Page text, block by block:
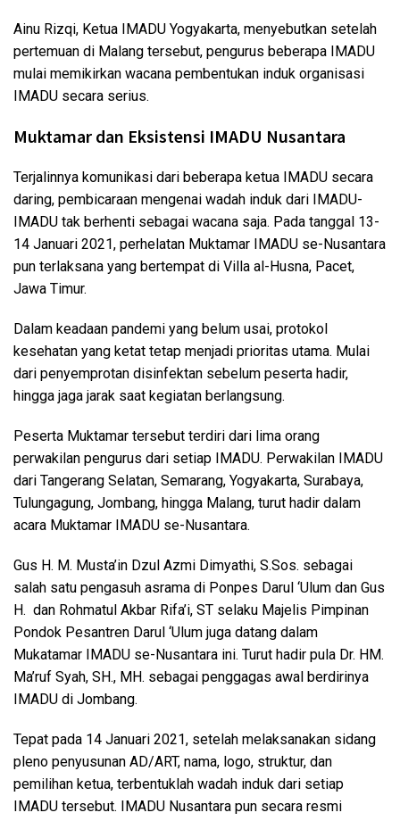
Ainu Rizqi, Ketua IMADU Yogyakarta, menyebutkan setelah
pertemuan di Malang tersebut, pengurus beberapa IMADU
mulai memikirkan wacana pembentukan induk organisasi
IMADU secara serius.
Muktamar dan Eksistensi IMADU Nusantara
Terjalinnya komunikasi dari beberapa ketua IMADU secara
daring, pembicaraan mengenai wadah induk dari IMADU-
IMADU tak berhenti sebagai wacana saja. Pada tanggal 13-
14 Januari 2021, perhelatan Muktamar IMADU se-Nusantara
pun terlaksana yang bertempat di Villa al-Husna, Pacet,
Jawa Timur.
Dalam keadaan pandemi yang belum usai, protokol
kesehatan yang ketat tetap menjadi prioritas utama. Mulai
dari penyemprotan disinfektan sebelum peserta hadir,
hingga jaga jarak saat kegiatan berlangsung.
Peserta Muktamar tersebut terdiri dari lima orang
perwakilan pengurus dari setiap IMADU. Perwakilan IMADU
dari Tangerang Selatan, Semarang, Yogyakarta, Surabaya,
Tulungagung, Jombang, hingga Malang, turut hadir dalam
acara Muktamar IMADU se-Nusantara.
Gus H. M. Musta’in Dzul Azmi Dimyathi, S.Sos. sebagai
salah satu pengasuh asrama di Ponpes Darul ‘Ulum dan Gus
H. dan Rohmatul Akbar Rifa’i, ST selaku Majelis Pimpinan
Pondok Pesantren Darul ‘Ulum juga datang dalam
Mukatamar IMADU se-Nusantara ini. Turut hadir pula Dr. HM.
Ma’ruf Syah, SH., MH. sebagai penggagas awal berdirinya
IMADU di Jombang.
Tepat pada 14 Januari 2021, setelah melaksanakan sidang
pleno penyusunan AD/ART, nama, logo, struktur, dan
pemilihan ketua, terbentuklah wadah induk dari setiap
IMADU tersebut. IMADU Nusantara pun secara resmi